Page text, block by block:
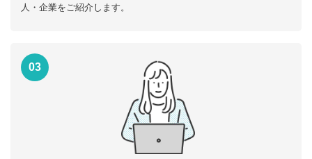
人・企業をご紹介します。
03